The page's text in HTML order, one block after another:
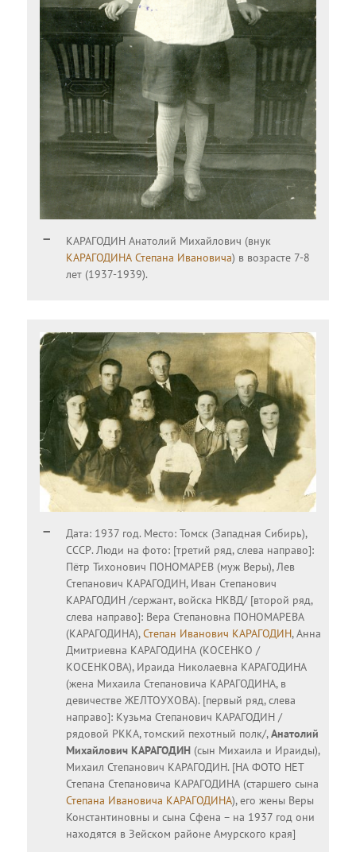
КАРАГОДИН Анатолий Михайлович (внук
КАРАГОДИНА Степана Ивановича) в возрасте 7-8
лет (1937-1939).
Дата: 1937 год. Место: Томск (Западная Сибирь),
СССР. Люди на фото: [третий ряд, слева направо]:
Пётр Тихонович ПОНОМАРЕВ (муж Веры), Лев
Степанович КАРАГОДИН, Иван Степанович
КАРАГОДИН /сержант, войска НКВД/ [второй ряд,
слева направо]: Вера Степановна ПОНОМАРЕВА
(КАРАГОДИНА),Степан Иванович КАРАГОДИН, Анна
Дмитриевна КАРАГОДИНА (КОСЕНКО /
КОСЕНКОВА), Ираида Николаевна КАРАГОДИНА
(жена Михаила Степановича КАРАГОДИНА, в
девичестве ЖЕЛТОУХОВА). [первый ряд, слева
направо]: Кузьма Степанович КАРАГОДИН /
рядовой РККА, томский пехотный полк/,Анатолий
Михайлович КАРАГОДИН (сын Михаила и Ираиды),
Михаил Степанович КАРАГОДИН. [НА ФОТО НЕТ
Степана Степановича КАРАГОДИНА (старшего сына
Степана Ивановича КАРАГОДИНА), его жены Веры
Константиновны и сына Сфена – на 1937 год они
находятся в Зейском районе Амурского края]